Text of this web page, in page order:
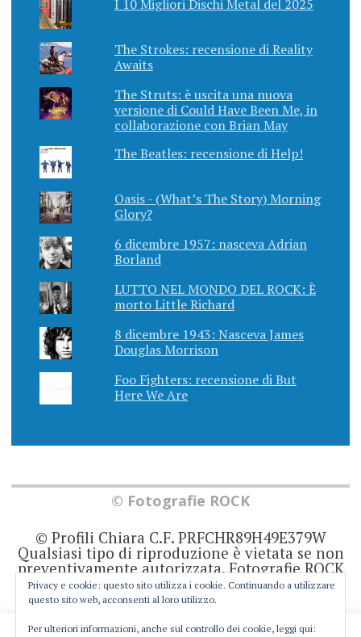
I 10 Migliori Dischi Metal del 2025
The Strokes: recensione di Reality
Awaits
The Struts: è uscita una nuova
versione di Could Have Been Me, in
collaborazione con Brian May
The Beatles: recensione di Help!
Oasis - (What’s The Story) Morning
Glory?
6 dicembre 1957: nasceva Adrian
Borland
LUTTO NEL MONDO DEL ROCK: È
morto Little Richard
8 dicembre 1943: Nasceva James
Douglas Morrison
Foo Fighters: recensione di But
Here We Are
© Fotografie ROCK
© Profili Chiara C.F. PRFCHR89H49E379W
Qualsiasi tipo di riproduzione è vietata se non
preventivamente autorizzata. Fotografie ROCK
non rappresenta una testata giornalistica in
quanto viene aggiornato senza alcuna
prodotto editoriale ai sensi della legge 62 del
Privacy e cookie: questo sito utilizza i cookie. Continuando a utilizzare
questo sito web, acconsenti al loro utilizzo.
Per ulteriori informazioni, anche sul controllo dei cookie, leggi qui: